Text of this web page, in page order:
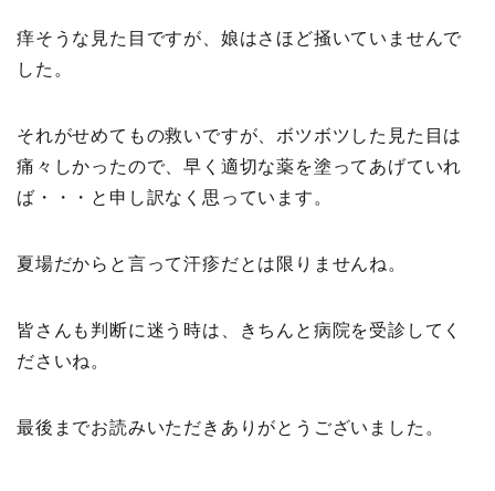
痒そうな見た目ですが、娘はさほど掻いていませんで
した。
それがせめてもの救いですが、ボツボツした見た目は
痛々しかったので、早く適切な薬を塗ってあげていれ
ば・・・と申し訳なく思っています。
夏場だからと言って汗疹だとは限りませんね。
皆さんも判断に迷う時は、きちんと病院を受診してく
ださいね。
最後までお読みいただきありがとうございました。